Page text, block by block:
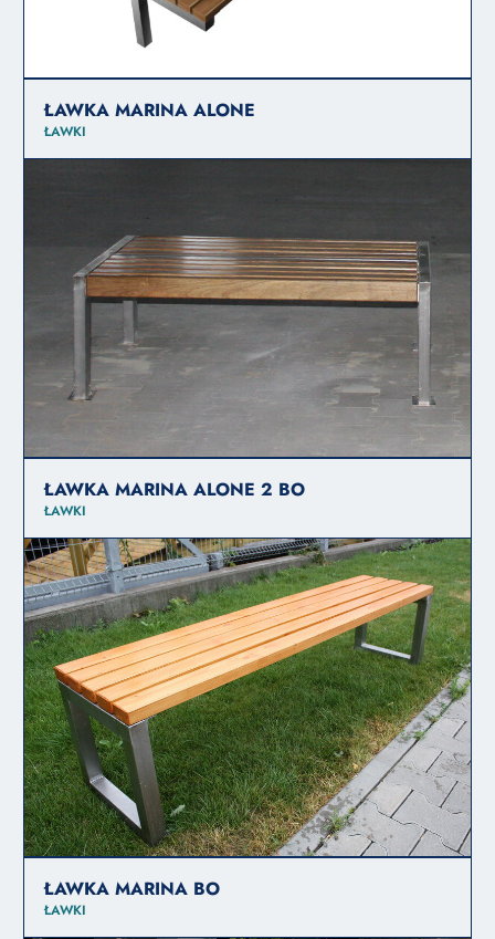
ŁAWKA MARINA ALONE
ŁAWKI
ŁAWKA MARINA ALONE 2 BO
ŁAWKI
ŁAWKA MARINA BO
ŁAWKI